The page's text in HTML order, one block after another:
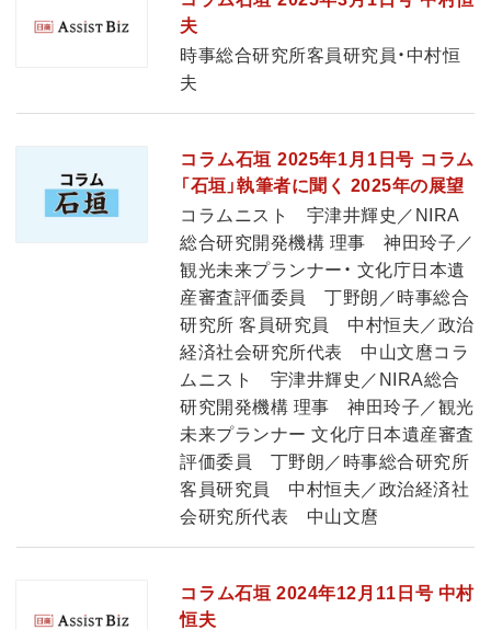
夫
時事総合研究所客員研究員・中村恒
夫
コラム石垣 2025年1月1日号 コラム
「石垣」執筆者に聞く 2025年の展望
コラムニスト 宇津井輝史／NIRA
総合研究開発機構 理事 神田玲子／
観光未来プランナー・ 文化庁日本遺
産審査評価委員 丁野朗／時事総合
研究所 客員研究員 中村恒夫／政治
経済社会研究所代表 中山文麿コラ
ムニスト 宇津井輝史／NIRA総合
研究開発機構 理事 神田玲子／観光
未来プランナー 文化庁日本遺産審査
評価委員 丁野朗／時事総合研究所
客員研究員 中村恒夫／政治経済社
会研究所代表 中山文麿
コラム石垣 2024年12月11日号 中村
恒夫